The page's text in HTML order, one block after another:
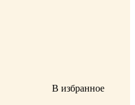
В избранное